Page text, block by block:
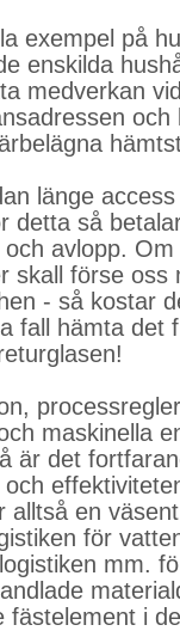
exempel på
enskilda
medverkan
och
länge
detta så
avlopp.
skall förse oss
- så kostar
fall hämta det
maskinella
är det
en
för
mm.
fästelement i